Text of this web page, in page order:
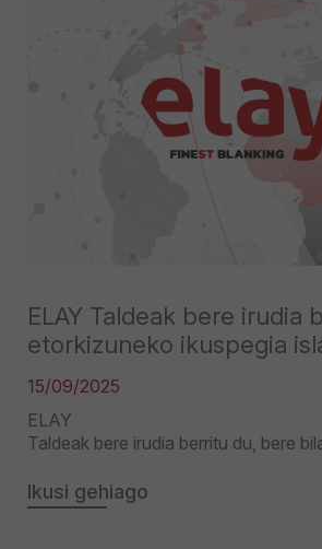
ELAY Taldeak bere
etorkizuneko ikuspegia
15/09/2025
ELAY
Taldeak bere irudia berritu du, bere
Ikusi gehiago